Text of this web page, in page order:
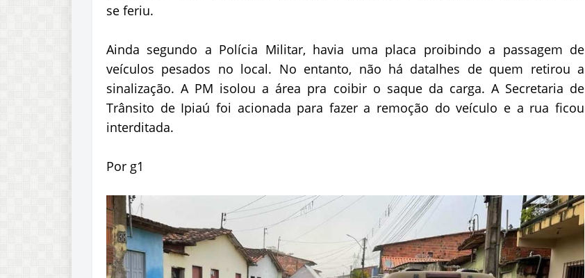
se feriu.
Ainda segundo a Polícia Militar, havia uma placa proibindo a passagem de
veículos pesados no local. No entanto, não há datalhes de quem retirou a
sinalização. A PM isolou a área pra coibir o saque da carga. A Secretaria de
Trânsito de Ipiaú foi acionada para fazer a remoção do veículo e a rua ficou
interditada.
Por g1